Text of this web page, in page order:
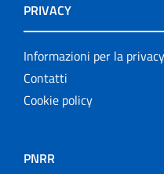
PRIVACY
Informazioni per la privacy
Contatti
Cookie policy
PNRR